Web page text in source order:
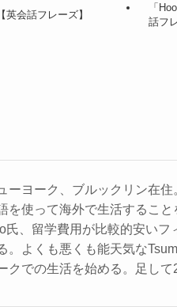
英会話フレーズ】
「
話フ
ーヨーク、ブルックリン在住
を使って海外で生活するこ
氏、留学費用が比較的安い
。よくも悪くも能天気な
クでの生活を始める。足し